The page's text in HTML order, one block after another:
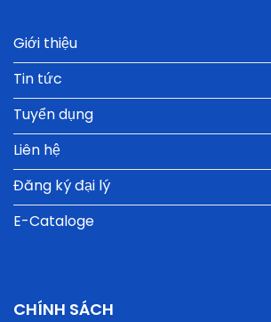
Giới thiệu
Tin tức
Tuyển dụng
Liên hệ
Đăng ký đại lý
E-Cataloge
CHÍNH SÁCH